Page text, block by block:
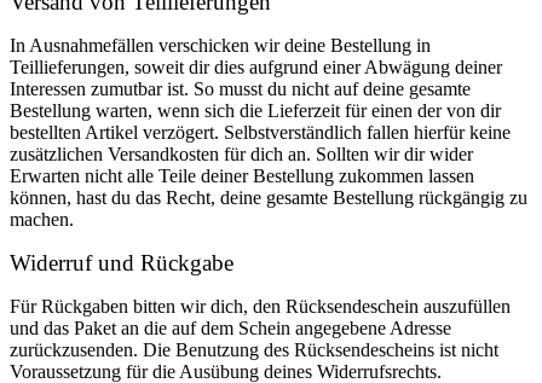
In Ausnahmefällen verschicken wir deine Bestellung in
Teillieferungen, soweit dir dies aufgrund einer Abwägung deiner
Interessen zumutbar ist. So musst du nicht auf deine gesamte
Bestellung warten, wenn sich die Lieferzeit für einen der von dir
bestellten Artikel verzögert. Selbstverständlich fallen hierfür keine
zusätzlichen Versandkosten für dich an. Sollten wir dir wider
Erwarten nicht alle Teile deiner Bestellung zukommen lassen
können, hast du das Recht, deine gesamte Bestellung rückgängig zu
machen.
Widerruf und Rückgabe
Für Rückgaben bitten wir dich, den Rücksendeschein auszufüllen
und das Paket an die auf dem Schein angegebene Adresse
zurückzusenden. Die Benutzung des Rücksendescheins ist nicht
Voraussetzung für die Ausübung deines Widerrufsrechts.